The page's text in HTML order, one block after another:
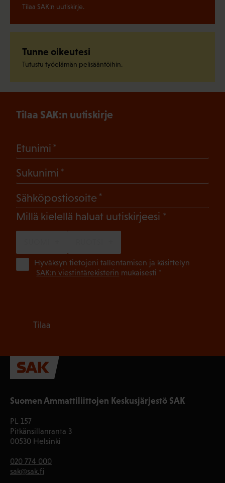
Tilaa SAK:n uutiskirje.
Tunne oikeutesi
Tutustu työelämän pelisääntöihin.
Suomen Ammattiliittojen Keskusjärjestö SAK
PL 157
Pitkänsillanranta 3
00530 Helsinki
020 774 000
sak@sak.fi
Tilaa SAK:n uutiskirje
Etunimi
Sukunimi
Sähköpostiosoite
Millä kielellä haluat uutiskirjeesi (Pakollinen)
Hyväksyn tietojeni tallentamisen ja käsittelyn
SAK:n viestintärekisterin mukaisesti *
Tilaa